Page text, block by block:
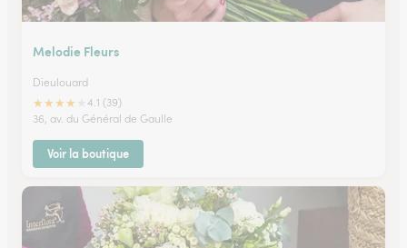
Melodie Fleurs
Dieulouard
★★★★
4.1 (39)
36, av. du Général de Gaulle
Voir la boutique